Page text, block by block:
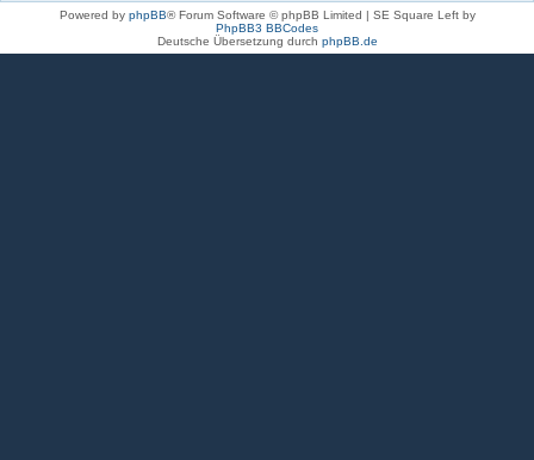
Powered by phpBB® Forum Software © phpBB Limited | SE Square Left by
PhpBB3 BBCodes
Deutsche Übersetzung durch phpBB.de